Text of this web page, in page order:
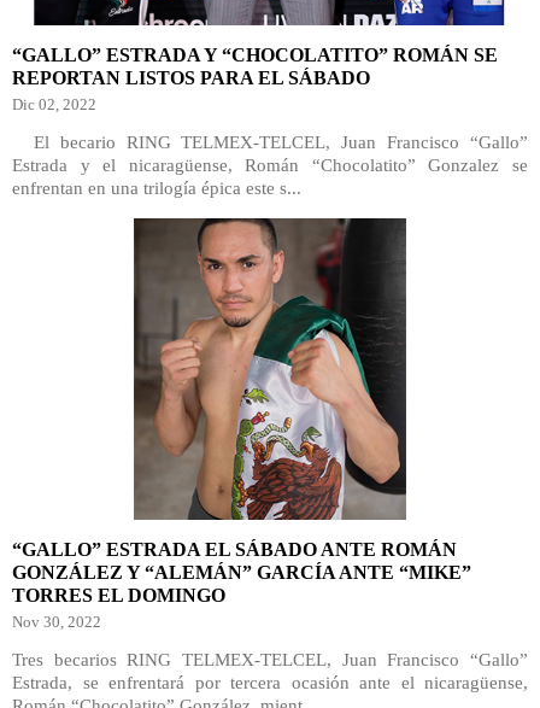
“GALLO” ESTRADA Y “CHOCOLATITO” ROMÁN SE
REPORTAN LISTOS PARA EL SÁBADO
Dic 02, 2022
El becario RING TELMEX-TELCEL, Juan Francisco “Gallo”
Estrada y el nicaragüense, Román “Chocolatito” Gonzalez se
enfrentan en una trilogía épica este s...
“GALLO” ESTRADA EL SÁBADO ANTE ROMÁN
GONZÁLEZ Y “ALEMÁN” GARCÍA ANTE “MIKE”
TORRES EL DOMINGO
Nov 30, 2022
Tres becarios RING TELMEX-TELCEL, Juan Francisco “Gallo”
Estrada, se enfrentará por tercera ocasión ante el nicaragüense,